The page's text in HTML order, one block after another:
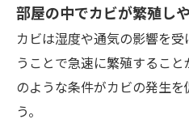
部屋の中でカビが繁殖し
カビは湿度や通気の影響を
うことで急速に繁殖するこ
のような条件がカビの発生
う。